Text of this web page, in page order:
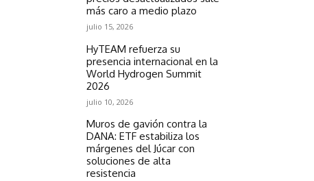
más caro a medio plazo
julio 15, 2026
HyTEAM refuerza su
presencia internacional en la
World Hydrogen Summit
2026
julio 10, 2026
Muros de gavión contra la
DANA: ETF estabiliza los
márgenes del Júcar con
soluciones de alta
resistencia